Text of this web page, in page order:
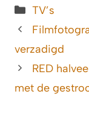
Categorieën
TV’s
verzadigd
RED
met de